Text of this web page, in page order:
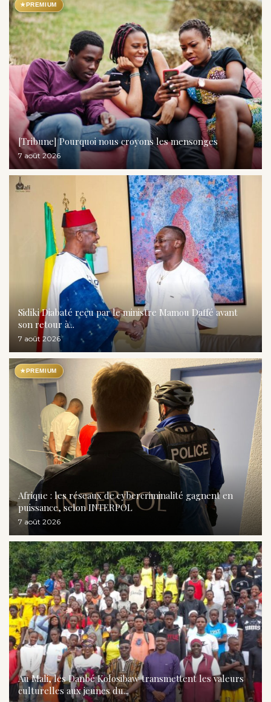
★PREMIUM
[Tribune] Pourquoi nous croyons les mensonges
7 août 2026
Sidiki Diabaté reçu par le ministre Mamou Daffé avant
son retour à...
7 août 2026
★PREMIUM
Afrique : les réseaux de cybercriminalité gagnent en
puissance, selon INTERPOL
7 août 2026
Au Mali, les Danbé Kolosibaw transmettent les valeurs
culturelles aux jeunes du...